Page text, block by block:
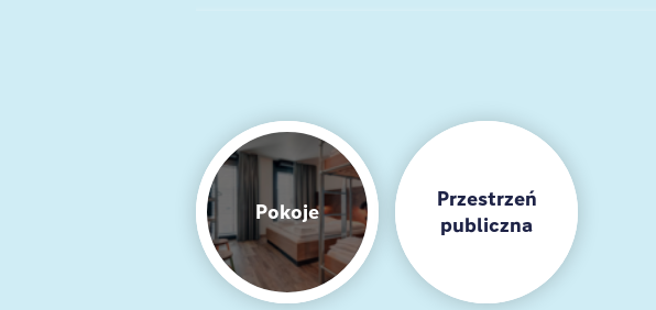
Pokoje
Przestrzeń
publiczna